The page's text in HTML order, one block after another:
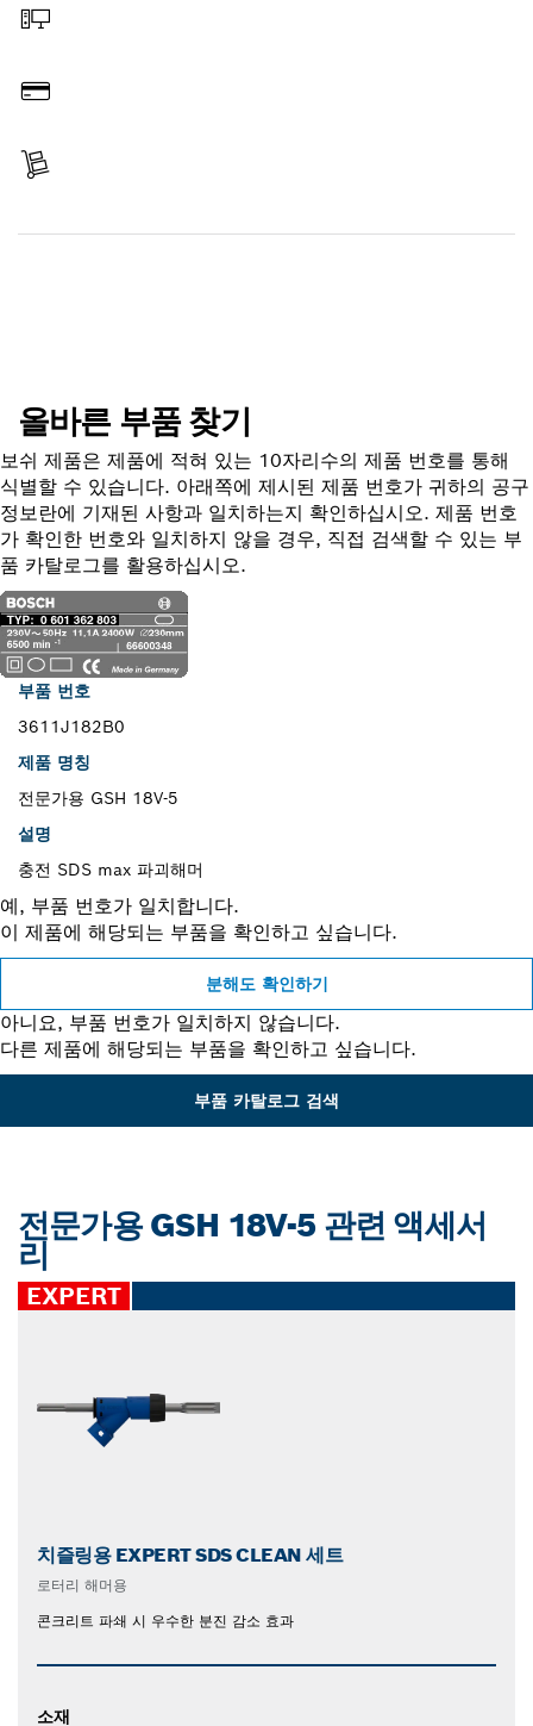
올바른 부품 찾기
보쉬 제품은 제품에 적혀 있는 10자리수의 제품 번호를 통해
식별할 수 있습니다. 아래쪽에 제시된 제품 번호가 귀하의 공구
정보란에 기재된 사항과 일치하는지 확인하십시오. 제품 번호
가 확인한 번호와 일치하지 않을 경우, 직접 검색할 수 있는 부
품 카탈로그를 활용하십시오.
부품 번호
3611J182B0
제품 명칭
전문가용 GSH 18V-5
설명
충전 SDS max 파괴해머
예, 부품 번호가 일치합니다.
이 제품에 해당되는 부품을 확인하고 싶습니다.
분해도 확인하기
아니요, 부품 번호가 일치하지 않습니다.
다른 제품에 해당되는 부품을 확인하고 싶습니다.
부품 카탈로그 검색
전문가용 GSH 18V-5 관련 액세서
리
EXPERT
치즐링용 EXPERT SDS CLEAN 세트
로터리 해머용
콘크리트 파쇄 시 우수한 분진 감소 효과
소재